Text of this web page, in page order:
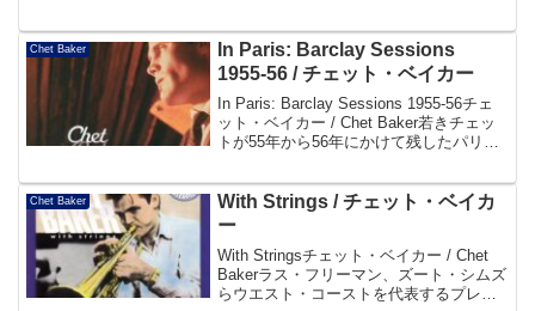
ト・ベイカーが約3年のブランクを経てリ
リースしたア...
Chet Baker
In Paris: Barclay Sessions
1955-56 / チェット・ベイカー
In Paris: Barclay Sessions 1955-56チェ
ット・ベイカー / Chet Baker若きチェッ
トが55年から56年にかけて残したパリ録
ト。澄み切ったトランペットの響きが詩
情を運...
Chet Baker
With Strings / チェット・ベイカ
ー
With Stringsチェット・ベイカー / Chet
Bakerラス・フリーマン、ズート・シムズ
らウエスト・コーストを代表するプレイ